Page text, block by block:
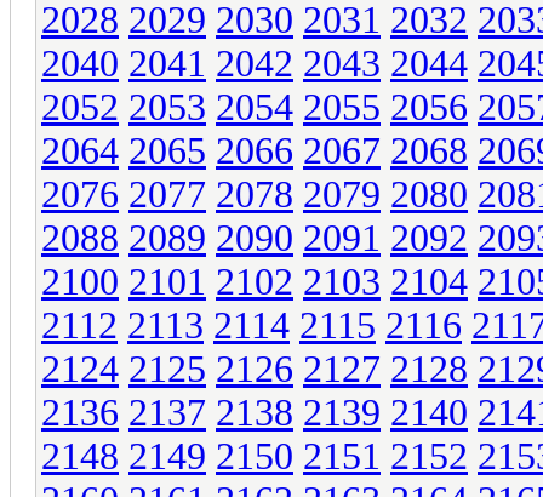
2028 2029 2030 2031 2032
2040 2041 2042 2043 2044
2052 2053 2054 2055 2056
2064 2065 2066 2067 2068
2076 2077 2078 2079 2080
2088 2089 2090 2091 2092
2100 2101 2102 2103 2104
2112 2113 2114 2115 2116
2124 2125 2126 2127 2128
2136 2137 2138 2139 2140
2148 2149 2150 2151 2152